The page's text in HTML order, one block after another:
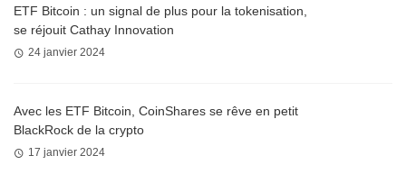
ETF Bitcoin : un signal de plus pour la tokenisation,
se réjouit Cathay Innovation
24 janvier 2024
Avec les ETF Bitcoin, CoinShares se rêve en petit
BlackRock de la crypto
17 janvier 2024